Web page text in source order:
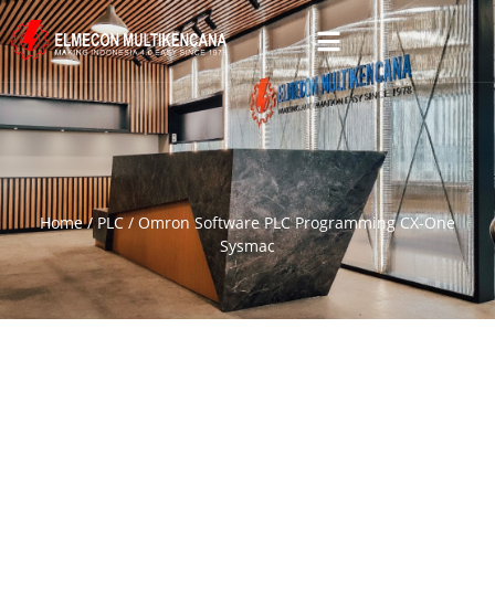
Home/ PLC/ Omron Software PLC Programming CX-One
Sysmac